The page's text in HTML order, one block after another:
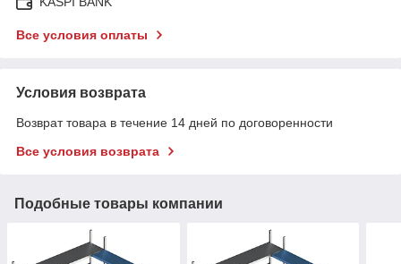
Все условия оплаты
Условия возврата
Возврат товара в течение 14 дней по договоренности
Все условия возврата
Подобные товары компании